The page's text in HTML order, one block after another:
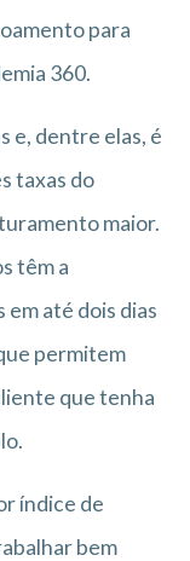
para
360.
e, dentre elas, é
taxas do
maior.
têm a
até dois dias
permitem
que tenha
índice de
bem